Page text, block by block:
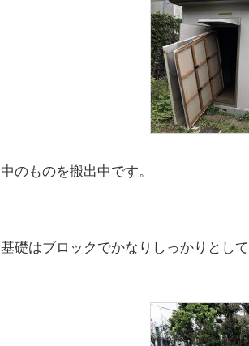
中のものを搬出中です。
基礎はブロックでかなりしっかりとし